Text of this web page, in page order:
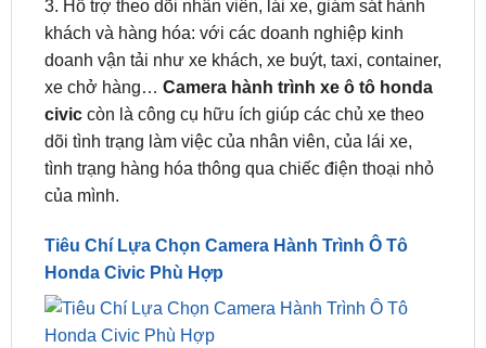
được. Và camera hành trình sẽ giúp bạn thực hiện
điều này.
3. Hỗ trợ theo dõi nhân viên, lái xe, giám sát hành
khách và hàng hóa: với các doanh nghiệp kinh
doanh vận tải như xe khách, xe buýt, taxi, container,
xe chở hàng… Camera hành trình xe ô tô honda
civiccòn là công cụ hữu ích giúp các chủ xe theo
tình trạng hàng hóa thông qua chiếc điện thoại nhỏ
của mình.
Tiêu Chí Lựa Chọn Camera Hành Trình Ô Tô